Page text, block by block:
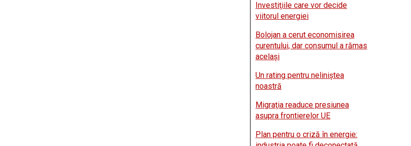
Investiţiile care vor decide
viitorul energiei
Bolojan a cerut economisirea
curentului, dar consumul a rămas
acelaşi
Un rating pentru neliniştea
noastră
Migraţia readuce presiunea
asupra frontierelor UE
Plan pentru o criză în energie: